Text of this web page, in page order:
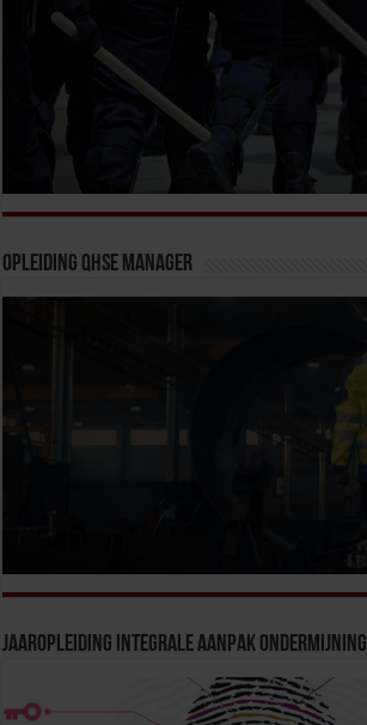
Opleiding QHSE Manager
Jaaropleiding Integrale Aanpak Ondermijning